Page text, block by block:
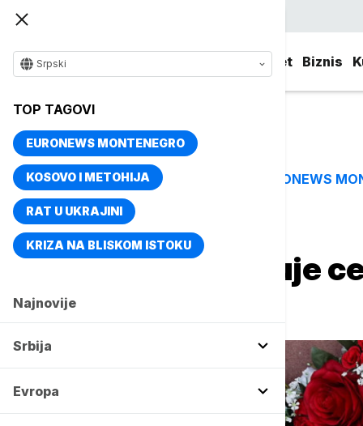
Svet Biznis
Srpski
TOP TAGOVI
EURONEWS MONTENEGRO
KOSOVO I METOHIJA
RAT U UKRAJINI
KRIZA NA BLISKOM ISTOKU
Najnovije
Srbija
Evropa
TOP TAGOVI EURONEWS
Naslovna Sport
Liverpul isplaćuje
porodici